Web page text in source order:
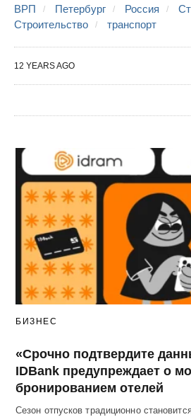
ВРП Петербург Россия
Строительство
транспорт
12 YEARS AGO
БИЗНЕС
«Срочно подтвердите
IDBank предупреждает о
бронированием отелей
Сезон отпусков традиционно